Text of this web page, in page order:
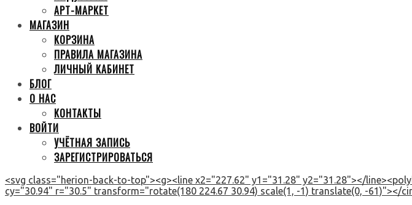
АРТ-МАРКЕТ
МАГАЗИН
КОРЗИНА
ПРАВИЛА МАГАЗИНА
ЛИЧНЫЙ КАБИНЕТ
БЛОГ
О НАС
КОНТАКТЫ
ВОЙТИ
УЧЁТНАЯ ЗАПИСЬ
ЗАРЕГИСТРИРОВАТЬСЯ
<svg class="herion-back-to-top"><g><line x2="227.62" y1="31.28" y2="31.28"></
cy="30.94" r="30.5" transform="rotate(180 224.67 30.94) scale(1, -1) translate(0, -61)"></